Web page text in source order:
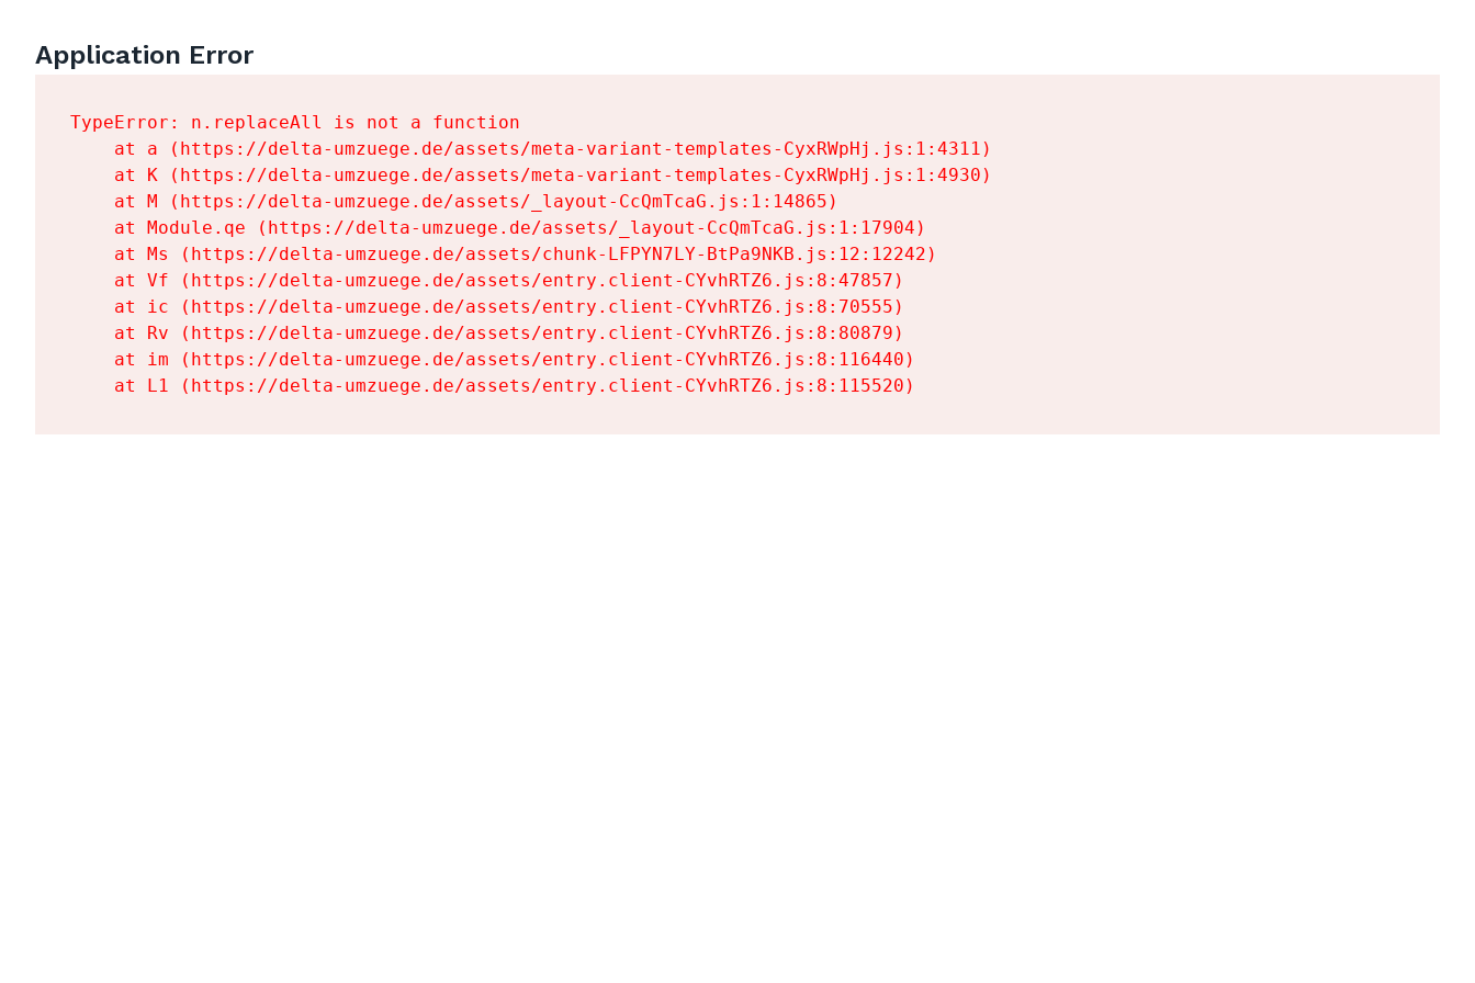
Application Error
TypeError: n.replaceAll is not a function
    at a (https://delta-umzuege.de/assets/meta-variant-templates-CyxRWpHj.js:1:4311)
    at K (https://delta-umzuege.de/assets/meta-variant-templates-CyxRWpHj.js:1:4930)
    at M (https://delta-umzuege.de/assets/_layout-CcQmTcaG.js:1:14865)
    at Module.qe (https://delta-umzuege.de/assets/_layout-CcQmTcaG.js:1:17904)
    at Ms (https://delta-umzuege.de/assets/chunk-LFPYN7LY-BtPa9NKB.js:12:12242)
    at Vf (https://delta-umzuege.de/assets/entry.client-CYvhRTZ6.js:8:47857)
    at ic (https://delta-umzuege.de/assets/entry.client-CYvhRTZ6.js:8:70555)
    at Rv (https://delta-umzuege.de/assets/entry.client-CYvhRTZ6.js:8:80879)
    at im (https://delta-umzuege.de/assets/entry.client-CYvhRTZ6.js:8:116440)
    at L1 (https://delta-umzuege.de/assets/entry.client-CYvhRTZ6.js:8:115520)